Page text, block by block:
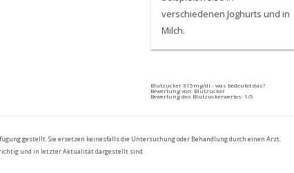
verschiedenen Joghurts und in
Milch.
Blutzucker 315mg/dl - was bedeutet das?
Bewertung von: Blutzucker
Bewertung des Blutzuckerwertes: 1/5
gestellt. Sie ersetzen keinesfalls die Untersuchung oder Behandlung durch einen Arzt.
richtig und in letzter Aktualität dargestellt sind.